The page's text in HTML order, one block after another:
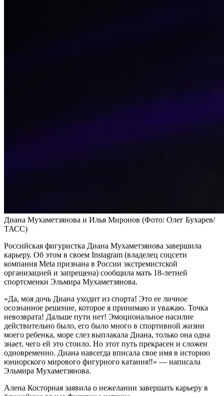
Диана Мухаметзянова и Илья Миронов (Фото: Олег Бухарев/
ТАСС)
Российская фигуристка Диана Мухаметзянова завершила
карьеру. Об этом в своем Instagram (владелец соцсети
компания Metа признана в России экстремистской
организацией и запрещена) сообщила мать 18-летней
спортсменки Эльмира Мухаметзянова.
«Да, моя дочь Диана уходит из спорта! Это ее личное
осознанное решение, которое я принимаю и уважаю. Точка
невозврата! Дальше пути нет! Эмоциональное насилие
действительно было, его было много в спортивной жизни
моего ребенка, море слез выплакала Диана, только она одна
знает, чего ей это стоило. Но этот путь прекрасен и сложен
одновременно. Диана навсегда вписала свое имя в историю
юниорского мирового фигурного катания‼️» — написала
Эльмира Мухаметзянова.
Алена Косторная заявила о нежелании завершать карьеру в